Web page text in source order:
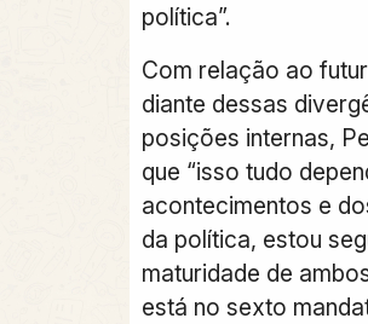
política”.
Com relação ao
diante dessas
posições internas,
que “isso tudo
acontecimentos e
da política, estou
maturidade de
está no sexto